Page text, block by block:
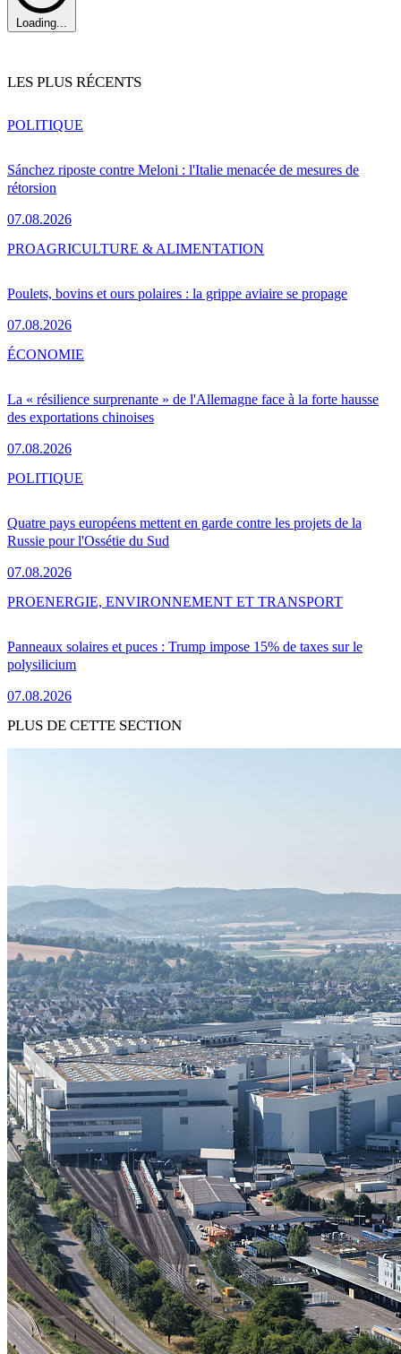
Loading...
LES PLUS RÉCENTS
Sánchez riposte contre Meloni : l'Italie menacée de mesures de
rétorsion
07.08.2026
POLITIQUE
Poulets, bovins et ours polaires : la grippe aviaire se propage
07.08.2026
PROAGRICULTURE & ALIMENTATION
La « résilience surprenante » de l'Allemagne face à la forte hausse
des exportations chinoises
07.08.2026
ÉCONOMIE
Quatre pays européens mettent en garde contre les projets de la
Russie pour l'Ossétie du Sud
07.08.2026
POLITIQUE
Panneaux solaires et puces : Trump impose 15% de taxes sur le
polysilicium
07.08.2026
PROENERGIE, ENVIRONNEMENT ET TRANSPORT
PLUS DE CETTE SECTION